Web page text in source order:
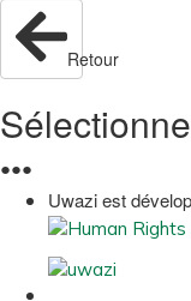
Retour
●●●
Uwazi est